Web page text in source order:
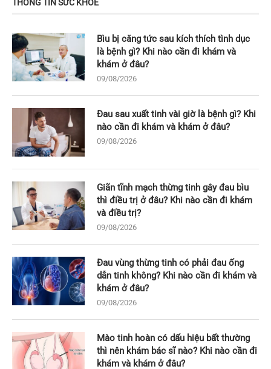
THÔNG TIN SỨC KHOẺ
Bìu bị căng tức sau kích thích tình dục
là bệnh gì? Khi nào cần đi khám và
khám ở đâu?
09/08/2026
Đau sau xuất tinh vài giờ là bệnh gì? Khi
nào cần đi khám và khám ở đâu?
09/08/2026
Giãn tĩnh mạch thừng tinh gây đau bìu
thì điều trị ở đâu? Khi nào cần đi khám
và điều trị?
09/08/2026
Đau vùng thừng tinh có phải đau ống
dẫn tinh không? Khi nào cần đi khám và
khám ở đâu?
09/08/2026
Mào tinh hoàn có dấu hiệu bất thường
thì nên khám bác sĩ nào? Khi nào cần đi
khám và khám ở đâu?